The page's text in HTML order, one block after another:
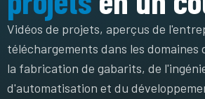
Vidéos de projets, aperçus de
téléchargements dans les domaines
la fabrication de gabarits, de
d'automatisation et du